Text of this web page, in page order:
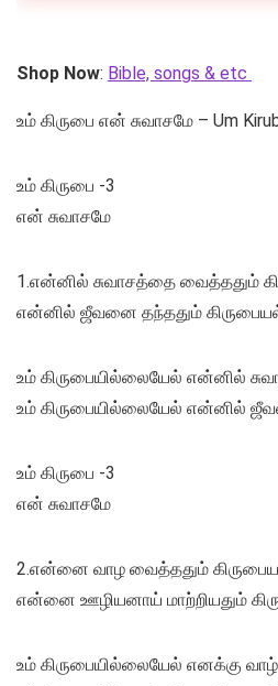
Shop Now: Bible, songs & etc
உம் கிருபை என் சுவாசமே – Um
உம் கிருபை -3
என் சுவாசமே
1.என்னில் சுவாசத்தை வைத்ததும்
என்னில் ஜீவனை தந்ததும்
உம் கிருபையில்லையேல் என்னில்
உம் கிருபையில்லையேல் என்னில்
உம் கிருபை -3
என் சுவாசமே
2.என்னை வாழ வைத்ததும்
என்னை ஊழியனாய் மாற்றியதும்
உம் கிருபையில்லையேல் எனக்கு